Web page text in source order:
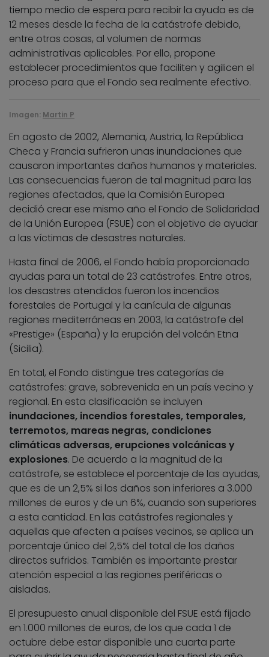
tiempo medio de espera para recibir la ayuda es de
12 meses desde la fecha de la catástrofe debido,
entre otras cosas, al volumen de normas
administrativas aplicables. Por ello, propone
establecer procedimientos que faciliten y agilicen el
proceso para que el Fondo sea realmente efectivo.
Imagen: Martin P
En agosto de 2002, Alemania, Austria, la República
Checa y Francia sufrieron unas inundaciones que
causaron importantes daños humanos y materiales.
Las consecuencias fueron de tal magnitud para las
regiones afectadas, que la Comisión Europea
decidió crear ese mismo año el Fondo de Solidaridad
de la Unión Europea (FSUE) con el objetivo de ayudar
a las víctimas de desastres naturales.
Hasta final de 2006, el Fondo había proporcionado
ayudas para un total de 23 catástrofes. Entre otros,
los desastres atendidos fueron los incendios
forestales de Portugal y la canícula de algunas
regiones mediterráneas en 2003, la catástrofe del
«Prestige» (España) y la erupción del volcán Etna
(Sicilia).
En total, el Fondo distingue tres categorías de
catástrofes: grave, sobrevenida en un país vecino y
regional. En esta clasificación se incluyen
inundaciones, incendios forestales, temporales,
terremotos, mareas negras, condiciones
climáticas adversas, erupciones volcánicas y
explosiones. De acuerdo a la magnitud de la
catástrofe, se establece el porcentaje de las ayudas,
que es de un 2,5% si los daños son inferiores a 3.000
millones de euros y de un 6%, cuando son superiores
a esta cantidad. En las catástrofes regionales y
aquellas que afecten a países vecinos, se aplica un
porcentaje único del 2,5% del total de los daños
directos sufridos. También es importante prestar
atención especial a las regiones periféricas o
aisladas.
El presupuesto anual disponible del FSUE está fijado
en 1.000 millones de euros, de los que cada 1 de
octubre debe estar disponible una cuarta parte